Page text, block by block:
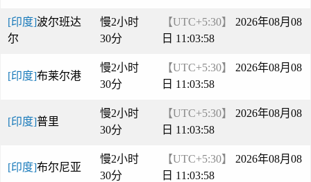
[印度]波尔班达
尔
慢2小时
30分
【UTC+5:30】
2026年08月08
日 11:03:58
[印度]布莱尔港
慢2小时
30分
【UTC+5:30】
2026年08月08
日 11:03:58
[印度]普里
慢2小时
30分
【UTC+5:30】
2026年08月08
日 11:03:58
[印度]布尔尼亚
慢2小时
30分
【UTC+5:30】
2026年08月08
日 11:03:58